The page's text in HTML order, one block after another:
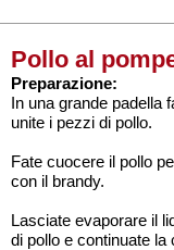
Pollo al
Preparazione:
In una grande padella
unite i pezzi di pollo.
Fate cuocere il pollo
con il brandy.
Lasciate evaporare il
di pollo e continuate